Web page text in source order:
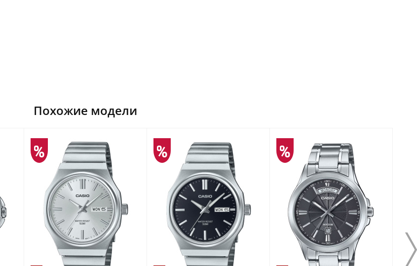
Похожие модели